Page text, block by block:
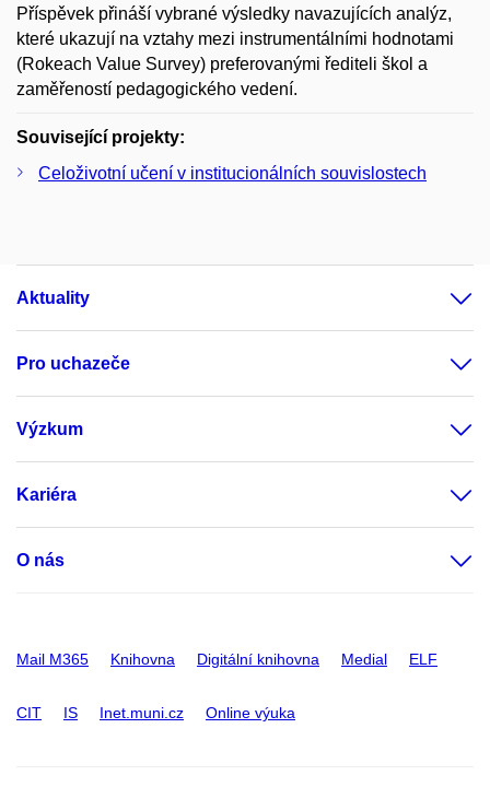
Příspěvek přináší vybrané výsledky navazujících analýz,
které ukazují na vztahy mezi instrumentálními hodnotami
(Rokeach Value Survey) preferovanými řediteli škol a
zaměřeností pedagogického vedení.
Související projekty:
Celoživotní učení v institucionálních souvislostech
Aktuality
Pro uchazeče
Výzkum
Kariéra
O nás
Mail M365 Knihovna Digitální knihovna Medial ELF
CIT IS Inet.muni.cz Online výuka